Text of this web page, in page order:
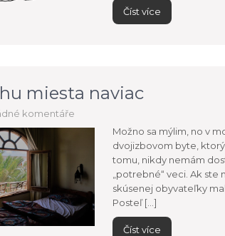
Číst více
miesta naviac
komentáře
Možno sa mýlim, no v
dvojizbovom byte,
tomu, nikdy nemám
„potrebné“ veci. Ak
skúsenej obyvateľky
Posteľ […]
Číst více